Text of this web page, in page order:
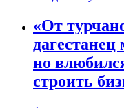
«От
дагестанец
но
строить